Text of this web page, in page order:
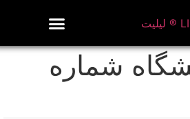
شماره